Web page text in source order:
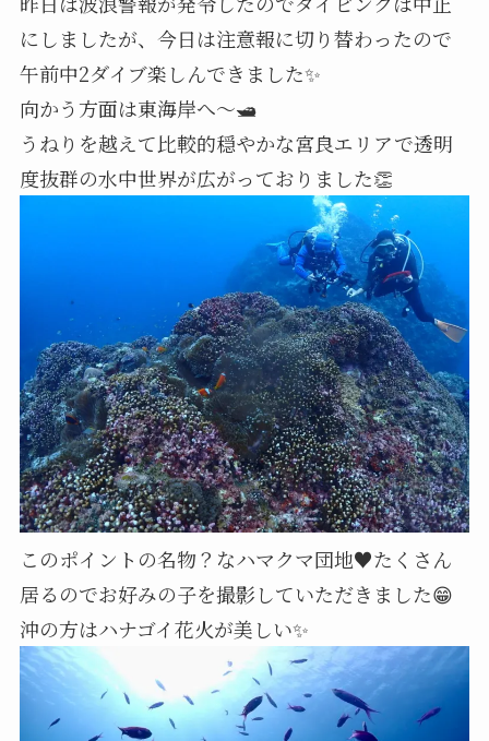
にしましたが、今日は注意報に切り替わったので
午前中2ダイブ楽しんできました✨
向かう方面は東海岸へ～🛥️
うねりを越えて比較的穏やかな宮良エリアで透明
度抜群の水中世界が広がっておりました👏
このポイントの名物？なハマクマ団地♥️たくさん
居るのでお好みの子を撮影していただきました😁
沖の方はハナゴイ花火が美しい✨